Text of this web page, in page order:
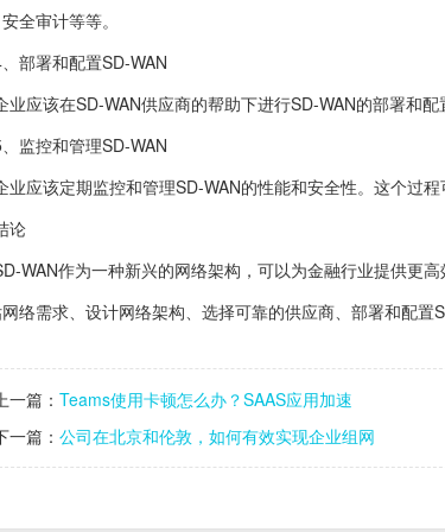
全审计等等。
部署和配置SD-WAN
业应该在SD-WAN供应商的帮助下进行SD-WAN的部署和
监控和管理SD-WAN
业应该定期监控和管理SD-WAN的性能和安全性。这个过
论
WAN作为一种新兴的网络架构，可以为金融行业提供更
络需求、设计网络架构、选择可靠的供应商、部署和配置
一篇： Teams使用卡顿怎么办？SAAS应用加速
一篇： 公司在北京和伦敦，如何有效实现企业组网